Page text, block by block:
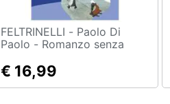
FELTRINELLI - Paolo Di
Paolo - Romanzo senza
€ 16,99